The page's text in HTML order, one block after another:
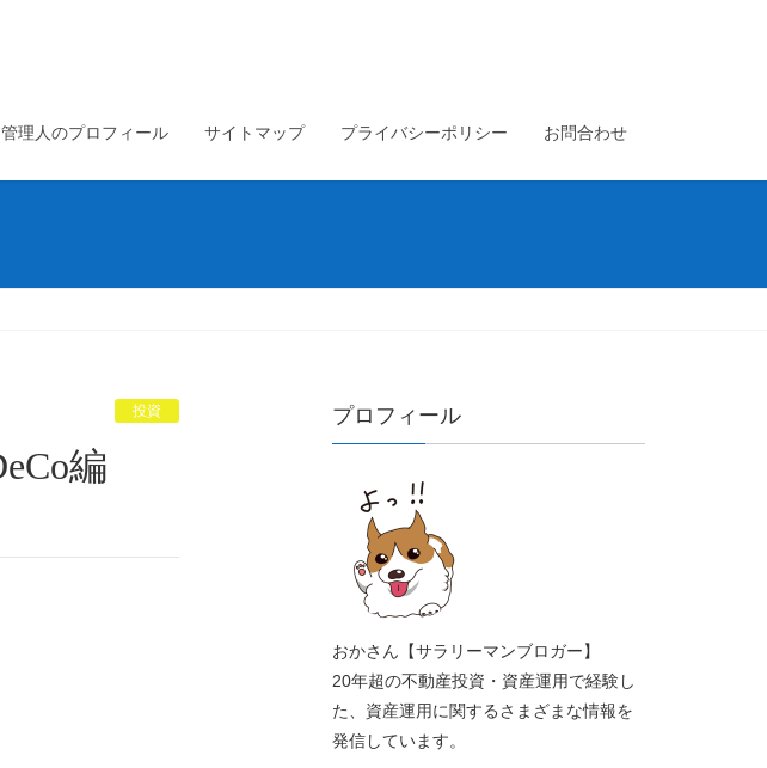
管理人のプロフィール サイトマップ プライバシーポリシー お問合わせ
投資 プロフィール
おかさん【サラリーマンブロガー】
20年超の不動産投資・資産運用で経験し
た、資産運用に関するさまざまな情報を
発信しています。